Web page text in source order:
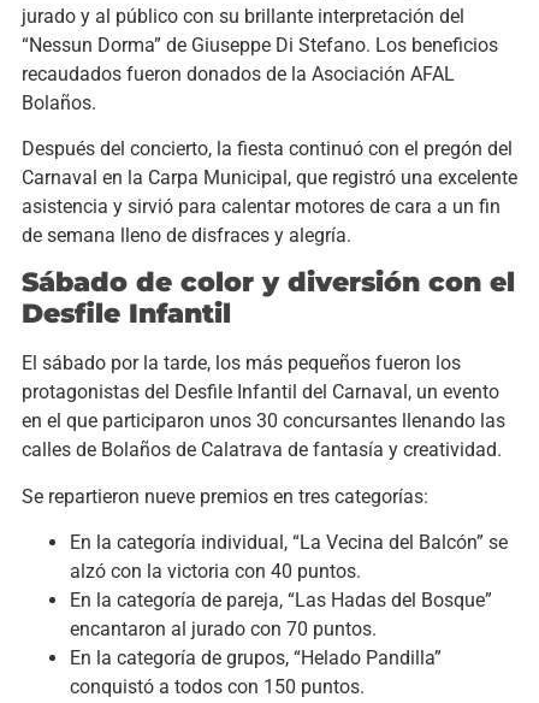
jurado y al público con su brillante interpretación del
“Nessun Dorma” de Giuseppe Di Stefano. Los beneficios
recaudados fueron donados de la Asociación AFAL
Bolaños.
Después del concierto, la fiesta continuó con el pregón del
Carnaval en la Carpa Municipal, que registró una excelente
asistencia y sirvió para calentar motores de cara a un fin
de semana lleno de disfraces y alegría.
Sábado de color y diversión con el
Desfile Infantil
El sábado por la tarde, los más pequeños fueron los
protagonistas del Desfile Infantil del Carnaval, un evento
en el que participaron unos 30 concursantes llenando las
calles de Bolaños de Calatrava de fantasía y creatividad.
Se repartieron nueve premios en tres categorías:
En la categoría individual, “La Vecina del Balcón” se
alzó con la victoria con 40 puntos.
En la categoría de pareja, “Las Hadas del Bosque”
encantaron al jurado con 70 puntos.
En la categoría de grupos, “Helado Pandilla”
conquistó a todos con 150 puntos.